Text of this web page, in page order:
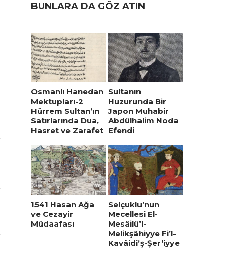
BUNLARA DA GÖZ ATIN
Osmanlı Hanedan
Mektupları-2
Hürrem Sultan’ın
Satırlarında Dua,
Hasret ve Zarafet
Sultanın
Huzurunda Bir
Japon Muhabir
Abdülhalim Noda
Efendi
1541 Hasan Ağa
ve Cezayir
Müdaafası
Selçuklu’nun
Mecellesi El-
Mesâilü’l-
Melikşâhiyye Fi’l-
Kavâidi’ş-Şer‘iyye